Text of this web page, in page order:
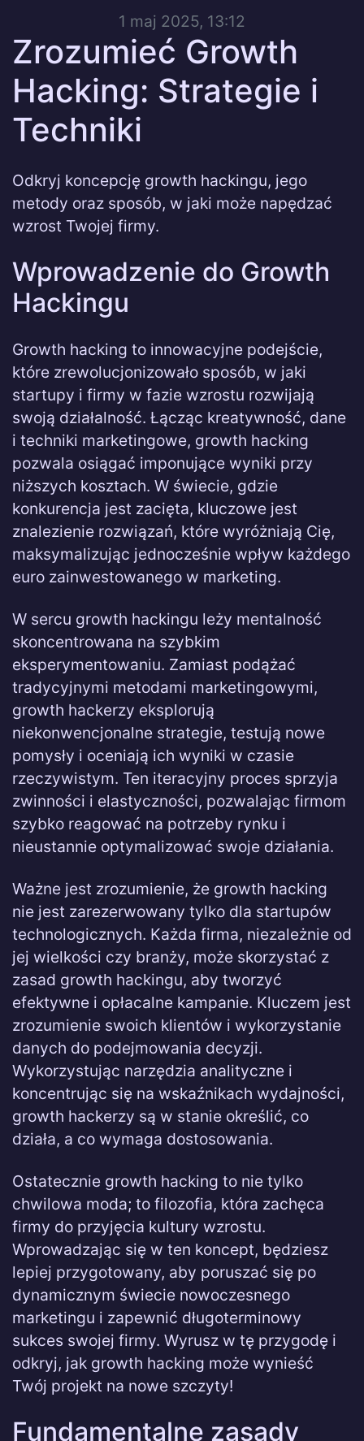
1 maj 2025, 13:12
Zrozumieć Growth
Hacking: Strategie i
Techniki
Odkryj koncepcję growth hackingu, jego
metody oraz sposób, w jaki może napędzać
wzrost Twojej firmy.
Wprowadzenie do Growth
Hackingu
Growth hacking to innowacyjne podejście,
które zrewolucjonizowało sposób, w jaki
startupy i firmy w fazie wzrostu rozwijają
swoją działalność. Łącząc kreatywność, dane
i techniki marketingowe, growth hacking
pozwala osiągać imponujące wyniki przy
niższych kosztach. W świecie, gdzie
konkurencja jest zacięta, kluczowe jest
znalezienie rozwiązań, które wyróżniają Cię,
maksymalizując jednocześnie wpływ każdego
euro zainwestowanego w marketing.
W sercu growth hackingu leży mentalność
skoncentrowana na szybkim
eksperymentowaniu. Zamiast podążać
tradycyjnymi metodami marketingowymi,
growth hackerzy eksplorują
niekonwencjonalne strategie, testują nowe
pomysły i oceniają ich wyniki w czasie
rzeczywistym. Ten iteracyjny proces sprzyja
zwinności i elastyczności, pozwalając firmom
szybko reagować na potrzeby rynku i
nieustannie optymalizować swoje działania.
Ważne jest zrozumienie, że growth hacking
nie jest zarezerwowany tylko dla startupów
technologicznych. Każda firma, niezależnie od
jej wielkości czy branży, może skorzystać z
zasad growth hackingu, aby tworzyć
efektywne i opłacalne kampanie. Kluczem jest
zrozumienie swoich klientów i wykorzystanie
danych do podejmowania decyzji.
Wykorzystując narzędzia analityczne i
koncentrując się na wskaźnikach wydajności,
growth hackerzy są w stanie określić, co
działa, a co wymaga dostosowania.
Ostatecznie growth hacking to nie tylko
chwilowa moda; to filozofia, która zachęca
firmy do przyjęcia kultury wzrostu.
Wprowadzając się w ten koncept, będziesz
lepiej przygotowany, aby poruszać się po
dynamicznym świecie nowoczesnego
marketingu i zapewnić długoterminowy
sukces swojej firmy. Wyrusz w tę przygodę i
odkryj, jak growth hacking może wynieść
Twój projekt na nowe szczyty!
Fundamentalne zasady